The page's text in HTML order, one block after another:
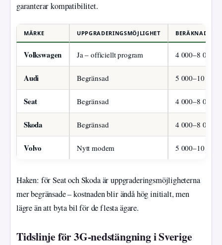
garanterar kompatibilitet.
MÄRKE UPPGRADERINGSMÖJLIGHET BERÄKNAD
Volkswagen Ja – officiellt program 4 000–8 000
Audi Begränsad 5 000–10 000
Seat Begränsad 4 000–8 000
Skoda Begränsad 4 000–8 000
Volvo Nytt modem 5 000–10 000
Haken: för Seat och Skoda är uppgraderingsmöjligheterna
mer begränsade – kostnaden blir ändå hög initialt, men
lägre än att byta bil för de flesta ägare.
Tidslinje för 3G-nedstängning i Sverige